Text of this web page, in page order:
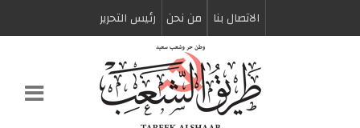
الاتصال بنا من نحن رئیس التحریر